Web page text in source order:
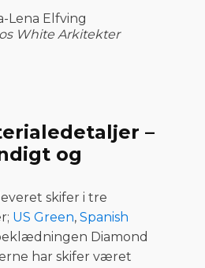
Lena Elfving
White Arkitekter
–
og
skifer i tre
US Green, Spanish
Diamond
har skifer været